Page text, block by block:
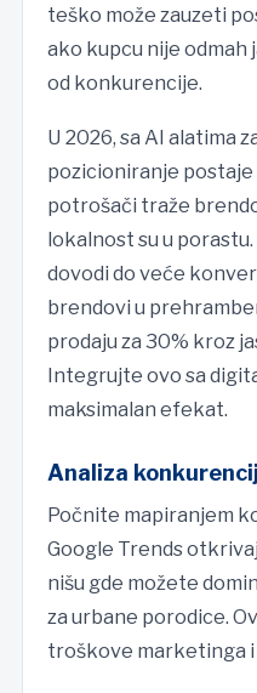
teško može zauzeti
ako kupcu nije odmah
od konkurencije.
U 2026, sa AI alatima
pozicioniranje
potrošači traže
lokalnost su u
dovodi do veće
brendovi u
prodaju za 30% kroz
Integrujte ovo sa
maksimalan efekat.
Analiza
Počnite mapiranjem
Google Trends
nišu gde možete
za urbane porodice.
troškove marketinga